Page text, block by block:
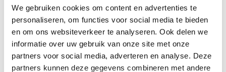
We gebruiken cookies om content en advertenties te
personaliseren, om functies voor social media te bieden
en om ons websiteverkeer te analyseren. Ook delen we
informatie over uw gebruik van onze site met onze
partners voor social media, adverteren en analyse. Deze
partners kunnen deze gegevens combineren met andere
Sale
Safety Thimble
€53,68 €48,76
Sale
Safety Thimble
€53,68 €45,45